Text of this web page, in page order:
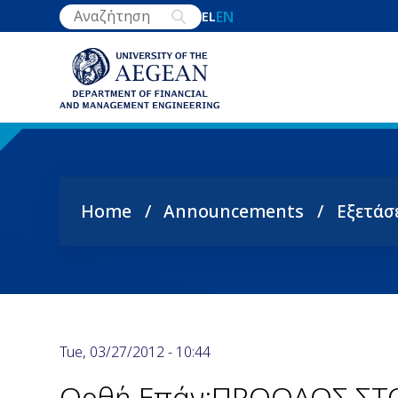
to
ELEN
Breadcrumb
Home Announcements
Tue, 03/27/2012 - 10:44